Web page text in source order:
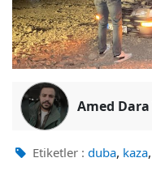
Amed Dara
Etiketler : duba, kaza,